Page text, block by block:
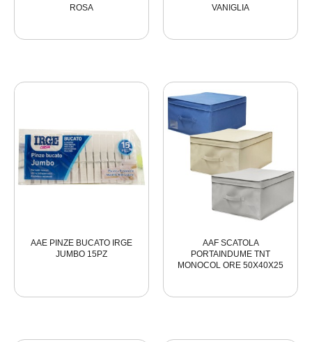
ROSA
VANIGLIA
AAE PINZE BUCATO IRGE
JUMBO 15PZ
AAF SCATOLA
PORTAINDUME TNT
MONOCOL ORE 50X40X25